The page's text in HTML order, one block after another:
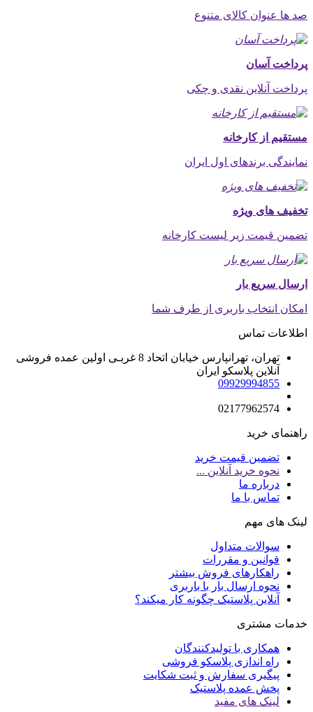
صد ها عنوان کالای متنوع
پرداخت آسان
پرداخت آنلاین نقدی و چکی
مستقیم از کارخانه
نمایندگی برندهای اول ایران
تخفیف های ویژه
تضمین قیمت زیر لیست کارخانه
ارسال سریع بار
امکان انتخاب باربری از طرف شما
اطلاعات تماس
تهران، تهرانپارس خیابان اتحاد 8 غربـی اولین عمده فروشی
آنلاین پلاسکو ایران
09929994855
02177962574
راهنمای خرید
تضمین قیمت خرید
نحوه خرید آنلاین ...
درباره ما
تماس با ما
لینک های مهم
سوالات متداول
قوانین و مقررات
راهکارهای فروش بیشتر
نحوه ارسال بار با باربری
آنلاین پلاستیک چگونه کار میکند؟
خدمات مشتری
همکاری با تولیدکنندگان
راه اندازی پلاسکو فروشی
پیگیری سفارش و ثبت شکایت
پخش عمده پلاستیک
لینک های مفید